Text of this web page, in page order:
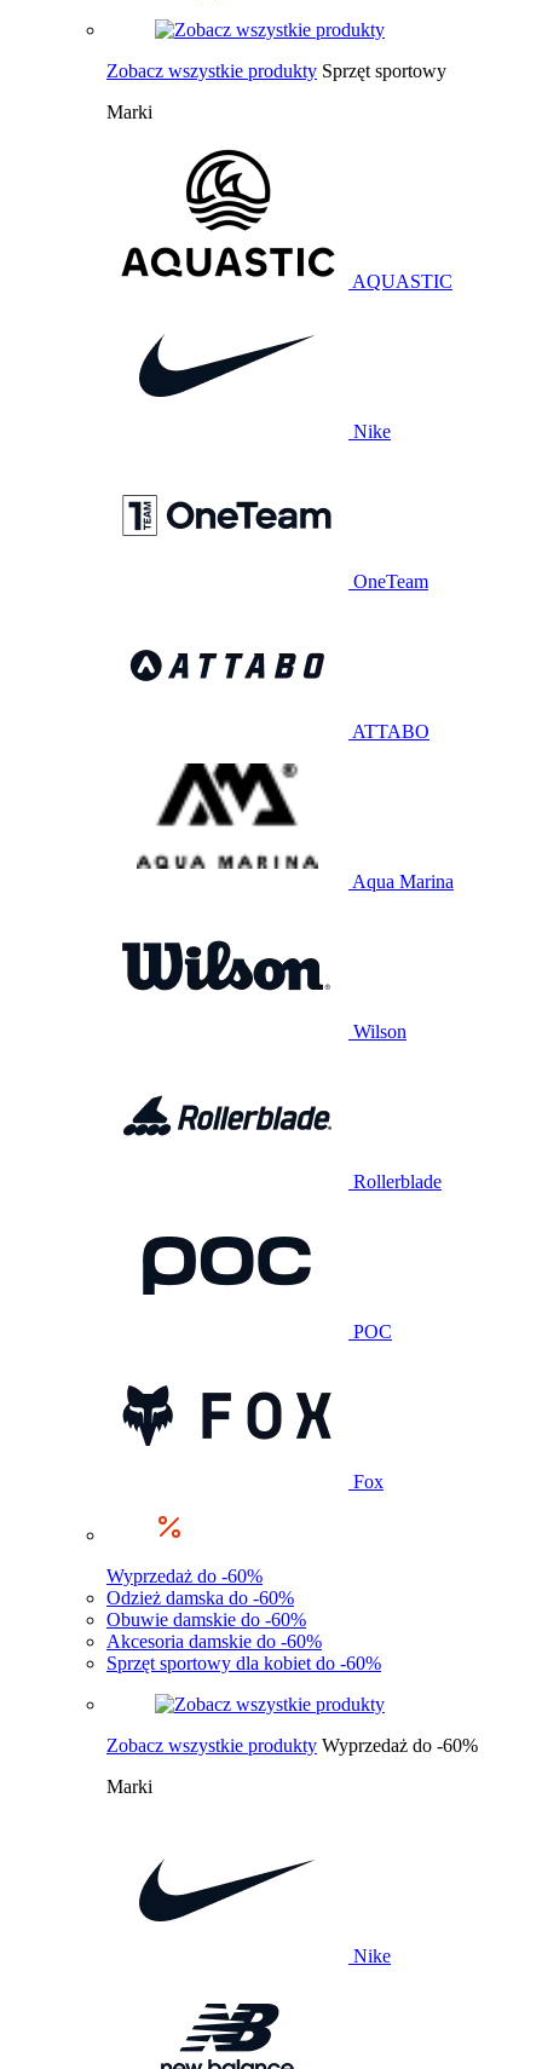
Zobacz wszystkie produkty Sprzęt sportowy
Marki
AQUASTIC
Nike
OneTeam
ATTABO
Aqua Marina
Wilson
Rollerblade
POC
Fox
Wyprzedaż do -60%
Odzież damska do -60%
Obuwie damskie do -60%
Akcesoria damskie do -60%
Sprzęt sportowy dla kobiet do -60%
Zobacz wszystkie produkty Wyprzedaż do -60%
Marki
Nike